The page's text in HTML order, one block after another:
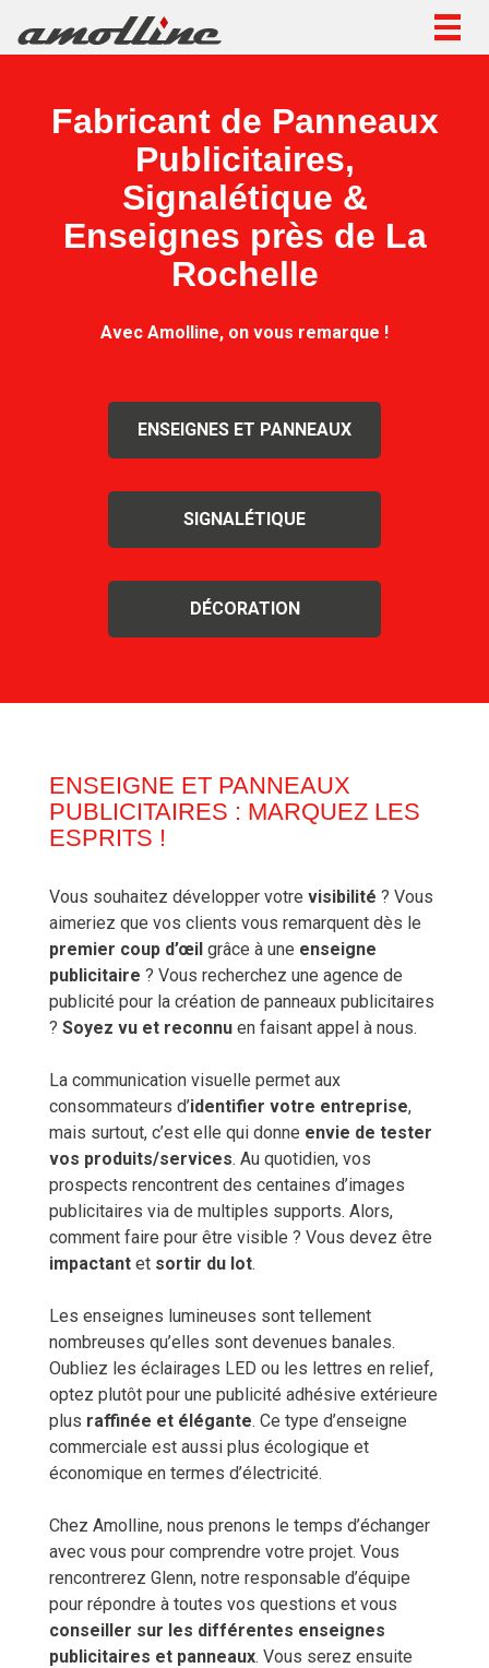
Fabricant de Panneaux
Publicitaires,
Signalétique &
Enseignes près de La
Rochelle
Avec Amolline, on vous remarque !
ENSEIGNES ET PANNEAUX
SIGNALÉTIQUE
DÉCORATION
ENSEIGNE ET PANNEAUX
PUBLICITAIRES : MARQUEZ LES
ESPRITS !
Vous souhaitez développer votre visibilité ? Vous
aimeriez que vos clients vous remarquent dès le
premier coup d’œilgrâce à une enseigne
publicitaire ? Vous recherchez une agence de
publicité pour la création de panneaux publicitaires
? Soyez vu et reconnuen faisant appel à nous.
La communication visuelle permet aux
consommateurs d’identifier votre entreprise,
mais surtout, c’est elle qui donne envie de tester
vos produits/services. Au quotidien, vos
prospects rencontrent des centaines d’images
publicitaires via de multiples supports. Alors,
comment faire pour être visible ? Vous devez être
impactantet sortir du lot.
Les enseignes lumineuses sont tellement
nombreuses qu’elles sont devenues banales.
Oubliez les éclairages LED ou les lettres en relief,
optez plutôt pour une publicité adhésive extérieure
plus raffinée et élégante. Ce type d’enseigne
commerciale est aussi plus écologique et
économique en termes d’électricité.
Chez Amolline, nous prenons le temps d’échanger
avec vous pour comprendre votre projet. Vous
rencontrerez Glenn, notre responsable d’équipe
pour répondre à toutes vos questions et vous
conseiller sur les différentes enseignes
publicitaires et panneaux. Vous serez ensuite